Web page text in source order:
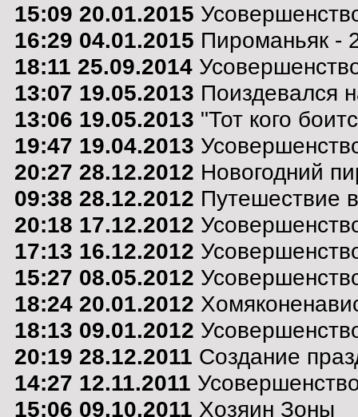
15:09 20.01.2015
16:29 04.01.2015 Пироманьяк -
18:11 25.09.2014
13:07 19.05.2013 Поиздевался
13:06 19.05.2013 "Тот кого
19:47 19.04.2013
20:27 28.12.2012 Новогодний
09:38 28.12.2012 Путешествие
20:18 17.12.2012
17:13 16.12.2012
15:27 08.05.2012
18:24 20.01.2012
18:13 09.01.2012
20:19 28.12.2011 Создание
14:27 12.11.2011
15:06 09.10.2011 Хозяин Зоны